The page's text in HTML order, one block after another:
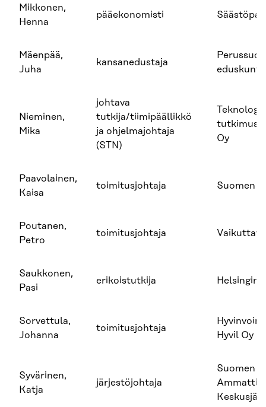
Mikkonen,
Henna
pääekonomisti
Mäenpää,
Juha
kansanedustaja
Nieminen,
Mika
johtava
tutkija/tiimipäällikkö
ja ohjelmajohtaja
(STN)
Oy
Paavolainen,
Kaisa
toimitusjohtaja Suomen
Poutanen,
Petro
toimitusjohtaja
Saukkonen,
Pasi
erikoistutkija Helsingin
Sorvettula,
Johanna
toimitusjohtaja
Hyvil Oy
Syvärinen,
Katja
järjestöjohtaja
Suomen